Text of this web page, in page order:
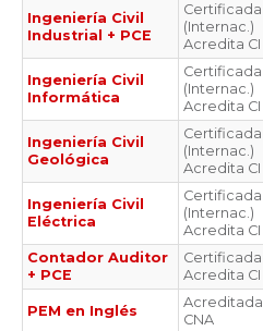
Ingeniería Civil
Industrial + PCE
Certificada
(Internac.)
Acredita CI
Ingeniería Civil
Informática
Certificada
(Internac.)
Acredita CI
Ingeniería Civil
Geológica
Certificada
(Internac.)
Acredita CI
Ingeniería Civil
Eléctrica
Certificada
(Internac.)
Acredita CI
Contador Auditor
+ PCE
Certificada
Acredita CI
PEM en Inglés
Acreditada
CNA